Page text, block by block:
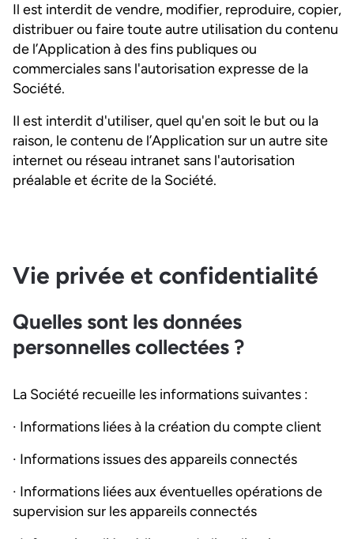
Il est interdit de vendre, modifier, reproduire, copier,
distribuer ou faire toute autre utilisation du contenu
de l’Application à des fins publiques ou
commerciales sans l'autorisation expresse de la
Société.
Il est interdit d'utiliser, quel qu'en soit le but ou la
raison, le contenu de l’Application sur un autre site
internet ou réseau intranet sans l'autorisation
préalable et écrite de la Société.
Vie privée et confidentialité
Quelles sont les données
personnelles collectées ?
La Société recueille les informations suivantes :
· Informations liées à la création du compte client
· Informations issues des appareils connectés
· Informations liées aux éventuelles opérations de
supervision sur les appareils connectés